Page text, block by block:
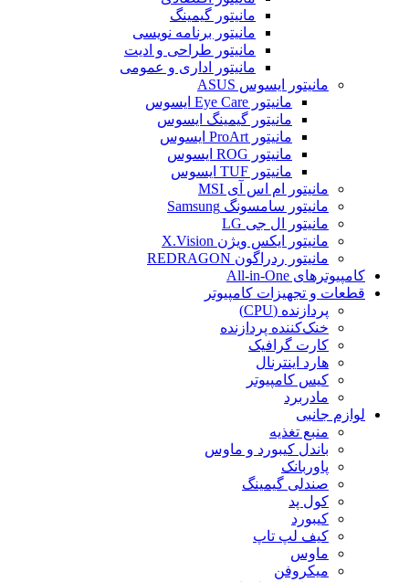
مانیتور گیمینگ
مانیتور برنامه نویسی
مانیتور طراحی و ادیت
مانیتور اداری و عمومی
مانیتور ایسوس ASUS
مانیتور Eye Care ایسوس
مانیتور گیمینگ ایسوس
مانیتور ProArt ایسوس
مانیتور ROG ایسوس
مانیتور TUF ایسوس
مانیتور ام اس آی MSI
مانیتور سامسونگ Samsung
مانیتور ال جی LG
مانیتور ایکس ویژن X.Vision
مانیتور ردراگون REDRAGON
کامپیوترهای All-in-One
قطعات و تجهیزات کامپیوتر
پردازنده (CPU)
خنک‌کننده پردازنده
کارت گرافیک
هارد اینترنال
کیس کامپیوتر
مادربرد
لوازم جانبی
منبع تغذیه
باندل کیبورد و ماوس
پاوربانک
صندلی گیمینگ
کول پد
کیبورد
کیف لپ تاپ
ماوس
میکروفن